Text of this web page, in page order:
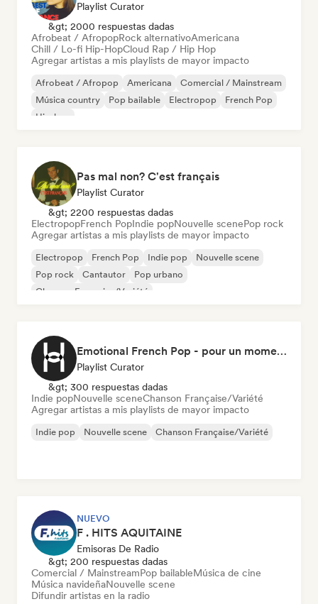
Playlist Curator
&gt; 2000 respuestas dadas
Afrobeat / AfropopRock alternativoAmericana
Chill / Lo-fi Hip-HopCloud Rap / Hip Hop
Agregar artistas a mis playlists de mayor impacto
Afrobeat / Afropop Americana
Comercial / Mainstream
Música country
Pop bailable Electropop
French Pop
Hip-hop
Pas mal non? C'est français
Playlist Curator
&gt; 2200 respuestas dadas
ElectropopFrench PopIndie popNouvelle scenePop rock
Agregar artistas a mis playlists de mayor impacto
Electropop French Pop Indie pop
Nouvelle scene
Pop rock
Cantautor
Pop urbano
Chanson Française/Variété
Emotional French Pop - pour un moment tranquille
Playlist Curator
&gt; 300 respuestas dadas
Indie popNouvelle sceneChanson Française/Variété
Agregar artistas a mis playlists de mayor impacto
Indie pop Nouvelle scene Chanson Française/Variété
NUEVO
F . HITS AQUITAINE
Emisoras De Radio
&gt; 200 respuestas dadas
Comercial / MainstreamPop bailableMúsica de cine
Música navideñaNouvelle scene
Difundir artistas en la radio